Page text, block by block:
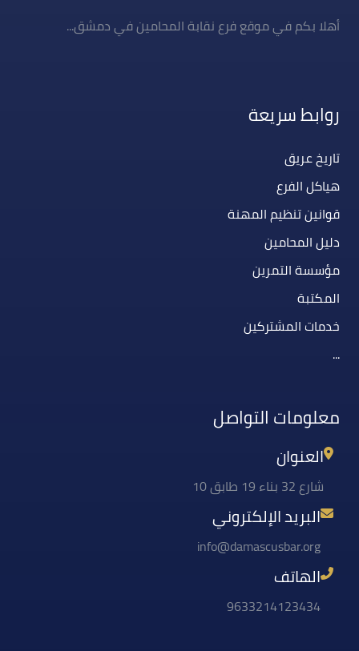
أهلا بكم في موقع فرع نقابة المحامين في دمشق...
روابط سريعة
تاريخ عريق
هياكل الفرع
قوانين تنظيم المهنة
دليل المحامين
مؤسسة التمرين
المكتبة
خدمات المشتركين
...
معلومات التواصل
العنوان
شارع 32 بناء 19 طابق 10
البريد الإلكتروني
info@damascusbar.org
الهاتف
9633214123434